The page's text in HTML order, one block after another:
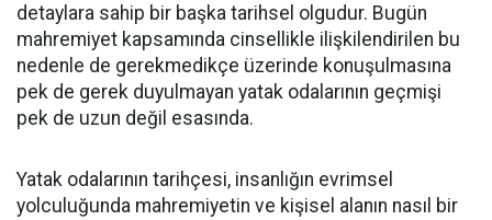
detaylara sahip bir başka tarihsel olgudur. Bugün
mahremiyet kapsamında cinsellikle ilişkilendirilen bu
nedenle de gerekmedikçe üzerinde konuşulmasına
pek de gerek duyulmayan yatak odalarının geçmişi
pek de uzun değil esasında.
Yatak odalarının tarihçesi, insanlığın evrimsel
yolculuğunda mahremiyetin ve kişisel alanın nasıl bir